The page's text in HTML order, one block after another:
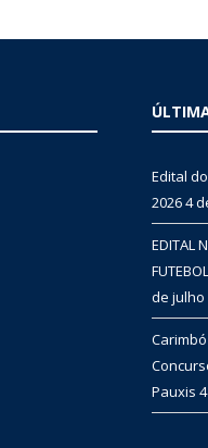
Edital
20264
EDITAL
de julho
Pauxis